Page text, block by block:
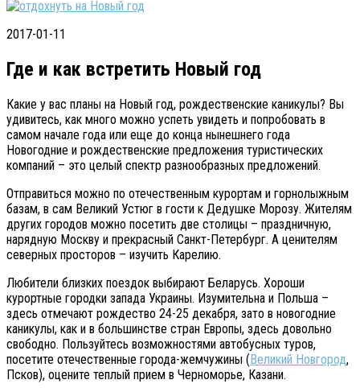
2017-01-11
Где и как встретить Новый год
Какие у вас планы на Новый год, рождественские каникулы? Вы
удивитесь, как много можно успеть увидеть и попробовать в
самом начале года или еще до конца нынешнего года
Новогодние и рождественские предложения туристических
компаний – это целый спектр разнообразных предложений.
Отправиться можно по отечественным курортам и горнолыжным
базам, в сам Великий Устюг в гости к Дедушке Морозу. Жителям
других городов можно посетить две столицы – праздничную,
нарядную Москву и прекрасный Санкт-Петербург. А ценителям
северных просторов – изучить Карелию.
Любители близких поездок выбирают Беларусь. Хороши
курортные городки запада Украины. Изумительна и Польша –
здесь отмечают рождество 24-25 декабря, зато в новогодние
каникулы, как и в большинстве стран Европы, здесь довольно
свободно. Пользуйтесь возможностями автобусных туров,
посетите отечественные города-жемчужины ( Великий Новгород,
Псков), оцените теплый прием в Черноморье, Казани.